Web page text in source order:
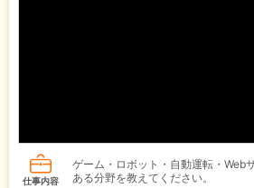
仕事内容
ゲーム・ロボット・自動運転・Web
ある分野を教えてください。